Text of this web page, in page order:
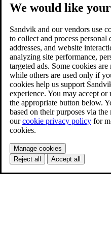
We would like
Sandvik and our vendors use
to collect and process personal
addresses, and website
analyzing site performance,
targeted ads. Some cookies
while others are used only if
cookies help us support
experience. You may accept
the appropriate button below.
based on their purposes via
ourcookie privacy policy for
cookies.
Manage cookies
Reject all
Accept all